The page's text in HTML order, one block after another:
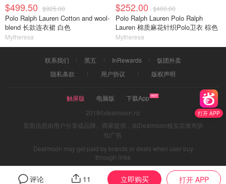
打开 APP
评论 11 立即购买 打开 APP
$499.50 $925.00
Polo Ralph Lauren Cotton and wool-
blend 长款连衣裙 白色
Mytheresa
$252.00 $400.00
Polo Ralph Lauren Polo Ralph
Lauren 棉质麻花针织Polo卫衣 棕色
Mytheresa
联系我们 黑五 InRewards
饭团外卖
隐私条款
用户协议 版权声明
触屏版 电脑版
下载App
2019©dealmoon.nz
页面信息由用户分享或品牌、商家提供，由Dealmoon核实后发布折
扣广告
Dealmoon may get paid by brands or deals when user buy
through links